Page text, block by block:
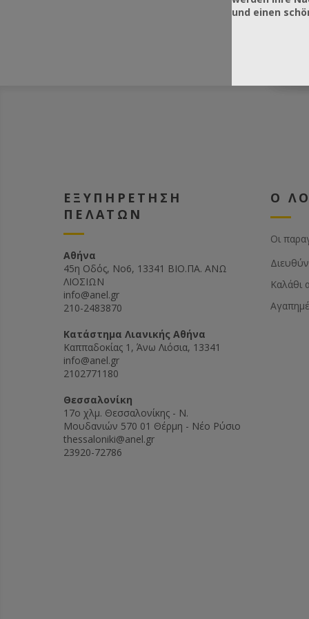
ΕΞΥΠΗΡΕΤΗΣΗ
ΠΕΛΑΤΩΝ
Αθήνα
45η Οδός, Νο6, 13341 ΒΙΟ.ΠΑ. ΑΝΩ
ΛΙΟΣΙΩΝ
info@anel.gr
210-2483870
Kατάστημα Λιανικής Αθήνα
Καππαδοκίας 1, Άνω Λιόσια, 13341
info@anel.gr
2102771180
Θεσσαλονίκη
17ο χλμ. Θεσσαλονίκης - Ν.
Μουδανιών 570 01 Θέρμη - Νέο Ρύσιο
thessaloniki@anel.gr
23920-72786
Ο
Οι
Καλάθι
und einen